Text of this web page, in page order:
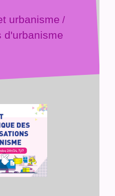
urbanisme /
d'urbanisme